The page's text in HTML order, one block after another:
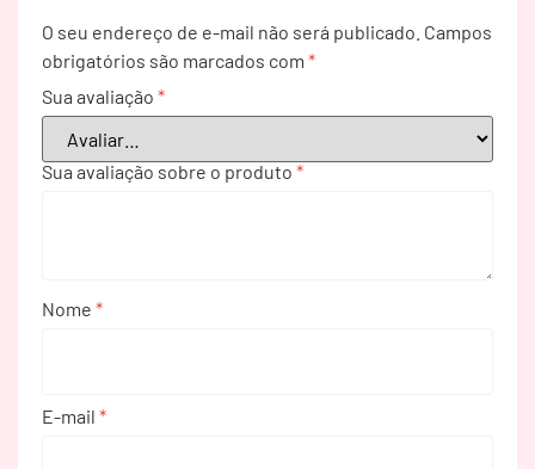
O seu endereço de e-mail não será publicado. Campos
obrigatórios são marcados com *
Sua avaliação *
Sua avaliação sobre o produto *
Nome *
E-mail *